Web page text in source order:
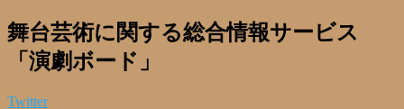
舞台芸術に関する総合情報サービス
「演劇ボード」
Twitter